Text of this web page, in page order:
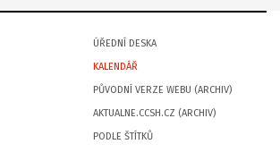
ÚŘEDNÍ DESKA
KALENDÁŘ
PŮVODNÍ VERZE WEBU (ARCHIV)
AKTUALNE.CCSH.CZ (ARCHIV)
PODLE ŠTÍTKŮ